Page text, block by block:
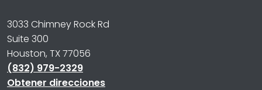
3033 Chimney Rock Rd
Suite 300
Houston, TX 77056
(832) 979-2329
Obtener direcciones